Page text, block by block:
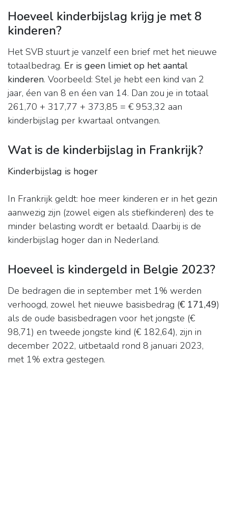
Hoeveel kinderbijslag krijg je met 8
kinderen?
Het SVB stuurt je vanzelf een brief met het nieuwe
totaalbedrag. Er is geen limiet op het aantal
kinderen. Voorbeeld: Stel je hebt een kind van 2
jaar, éen van 8 en éen van 14. Dan zou je in totaal
261,70 + 317,77 + 373,85 = € 953,32 aan
kinderbijslag per kwartaal ontvangen.
Wat is de kinderbijslag in Frankrijk?
Kinderbijslag is hoger
In Frankrijk geldt: hoe meer kinderen er in het gezin
aanwezig zijn (zowel eigen als stiefkinderen) des te
minder belasting wordt er betaald. Daarbij is de
kinderbijslag hoger dan in Nederland.
Hoeveel is kindergeld in Belgie 2023?
De bedragen die in september met 1% werden
verhoogd, zowel het nieuwe basisbedrag (€ 171,49)
als de oude basisbedragen voor het jongste (€
98,71) en tweede jongste kind (€ 182,64), zijn in
december 2022, uitbetaald rond 8 januari 2023,
met 1% extra gestegen.